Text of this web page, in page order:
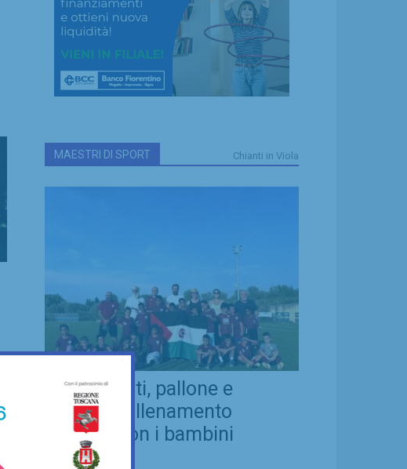
MAESTRI DI SPORT Chianti in Viola
Real Chianti, pallone e
bellezza: allenamento
insieme con i bambini
Saharawi